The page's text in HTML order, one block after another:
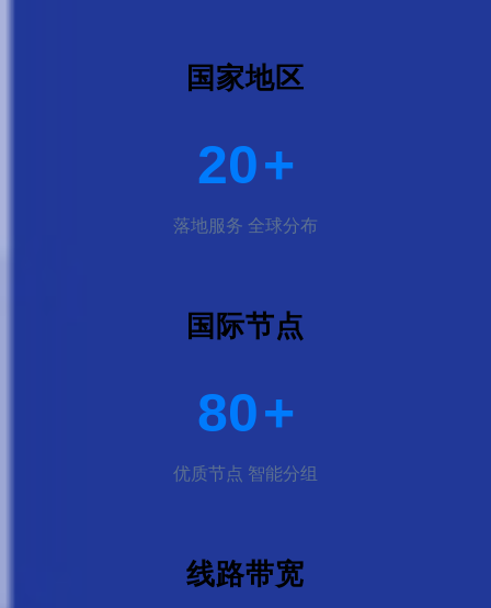
国家地区
20+
落地服务 全球分布
国际节点
80+
优质节点 智能分组
线路带宽